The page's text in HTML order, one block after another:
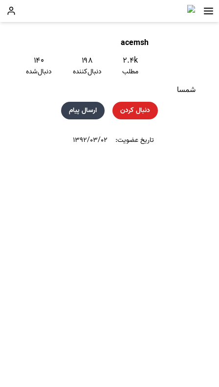
acemsh
۲.۴k
مطلب
۱۹۸
دنبال‌کننده
۱۴۰
دنبال‌شده
شمسا
دنبال کردن ارسال پیام
تاریخ عضویت: ۱۳۹۲/۰۳/۰۲